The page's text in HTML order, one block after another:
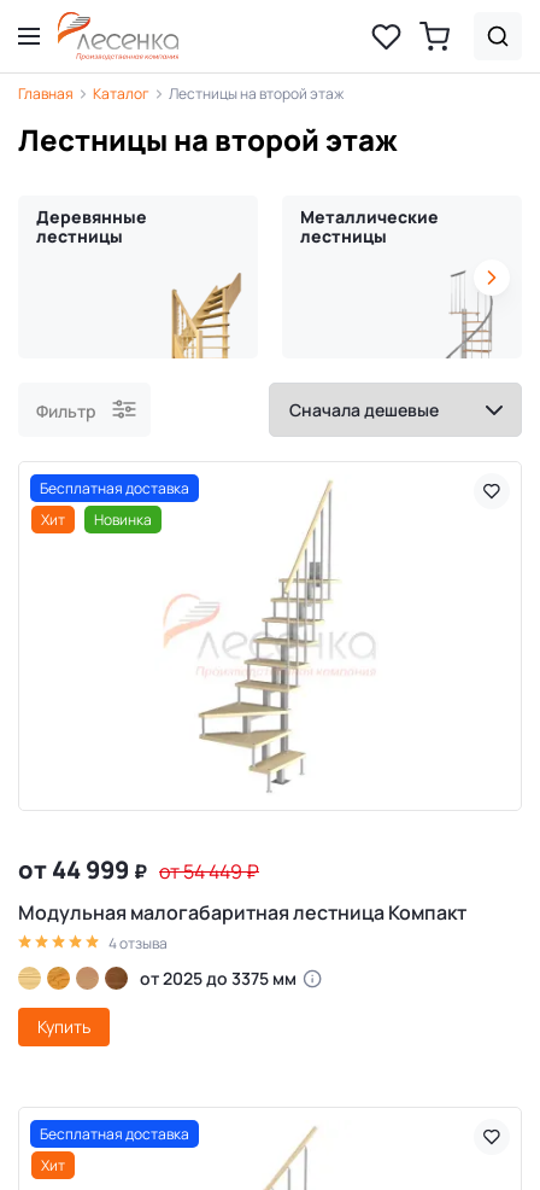
Главная Каталог Лестницы на второй этаж
Лестницы на второй этаж
Деревянные
лестницы
Металлические
лестницы
Фильтр
Бесплатная доставка
Хит
Новинка
от 44 999 ₽ от 54 449₽
Модульная малогабаритная лестница Компакт
4 отзыва
от 2025 до 3375 мм
Купить
Бесплатная доставка
Хит